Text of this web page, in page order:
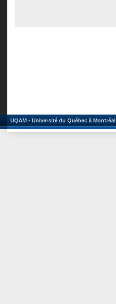
UQAM - Université du Québec à Montréal